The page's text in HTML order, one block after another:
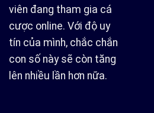
viên đang tham gia cá
cược online. Với độ uy
tín của mình, chắc chắn
con số này sẽ còn tăng
lên nhiều lần hơn nữa.